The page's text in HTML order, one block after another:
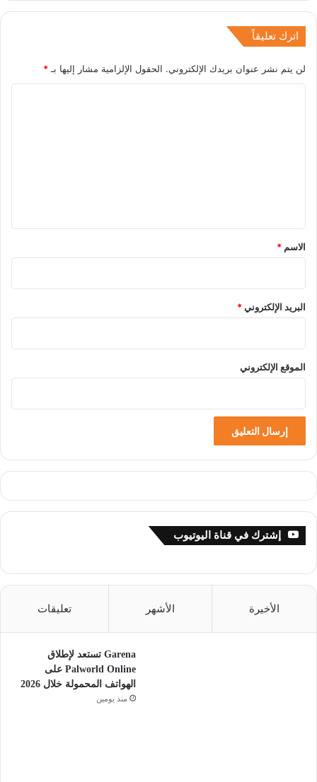
اترك تعليقاً
لن يتم نشر عنوان بريدك الإلكتروني. الحقول الإلزامية مشار إليها بـ *
*
الاسم *
البريد الإلكتروني*
الموقع الإلكتروني
إشترك في قناة اليوتيوب
الأخيرة الأشهر تعليقات
Garena تستعد لإطلاق
Palworld Online على
الهواتف المحمولة خلال 2026
منذ يومين